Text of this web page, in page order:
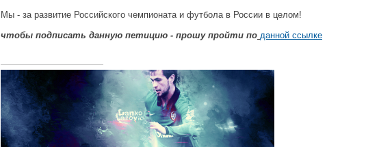
Мы - за развитие Российского чемпионата и футбола в России в целом!
чтобы подписать данную петицию - прошу пройти по данной ссылке